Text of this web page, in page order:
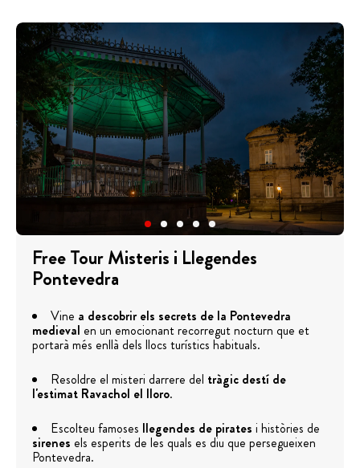
Free Tour Misteris i Llegendes
Pontevedra
Vine a descobrir els secrets de la Pontevedra
medieval en un emocionant recorregut nocturn que et
portarà més enllà dels llocs turístics habituals.
Resoldre el misteri darrere del tràgic destí de
l'estimat Ravachol el lloro.
Escolteu famoses llegendes de pirates i històries de
sirenes els esperits de les quals es diu que persegueixen
Pontevedra.